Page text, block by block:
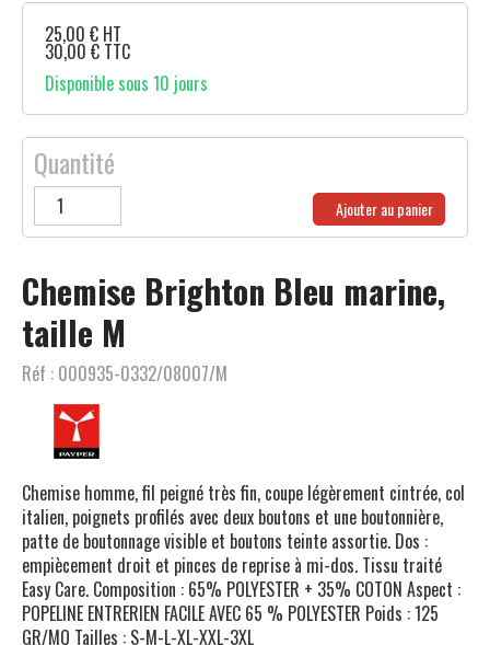
Chemise Brighton Bleu marine,
taille M
Réf : 000935-0332/08007/M
Chemise homme, fil peigné très fin, coupe légèrement cintrée, col
italien, poignets profilés avec deux boutons et une boutonnière,
patte de boutonnage visible et boutons teinte assortie. Dos :
empiècement droit et pinces de reprise à mi-dos. Tissu traité
Easy Care. Composition : 65% POLYESTER + 35% COTON Aspect :
POPELINE ENTRERIEN FACILE AVEC 65 % POLYESTER Poids : 125
GR/MQ Tailles : S-M-L-XL-XXL-3XL
25,00 € HT
30,00 € TTC
Disponible sous 10 jours
Quantité
Ajouter au panier